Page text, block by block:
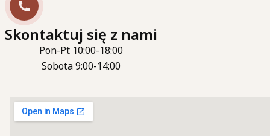
Skontaktuj się z nami
Pon-Pt 10:00-18:00